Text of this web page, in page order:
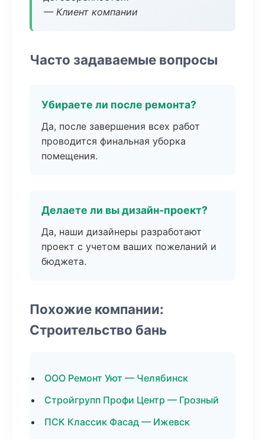
— Клиент компании
Часто задаваемые вопросы
Убираете ли после ремонта?
Да, после завершения всех работ
проводится финальная уборка
помещения.
Делаете ли вы дизайн-проект?
Да, наши дизайнеры разработают
проект с учетом ваших пожеланий и
бюджета.
Похожие компании:
Строительство бань
ООО Ремонт Уют — Челябинск
Стройгрупп Профи Центр — Грозный
ПСК Классик Фасад — Ижевск